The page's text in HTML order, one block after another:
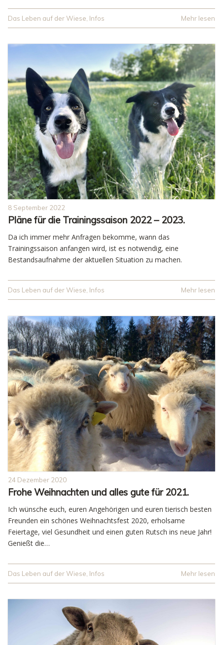
Das Leben auf der Wiese, Infos Mehr lesen
8 September 2022
Pläne für die Trainingssaison 2022 – 2023.
Da ich immer mehr Anfragen bekomme, wann das
Trainingssaison anfangen wird, ist es notwendig, eine
Bestandsaufnahme der aktuellen Situation zu machen.
Das Leben auf der Wiese, Infos Mehr lesen
24 Dezember 2020
Frohe Weihnachten und alles gute für 2021.
Ich wünsche euch, euren Angehörigen und euren tierisch besten
Freunden ein schönes Weihnachtsfest 2020, erholsame
Feiertage, viel Gesundheit und einen guten Rutsch ins neue Jahr!
Genießt die…
Das Leben auf der Wiese, Infos Mehr lesen